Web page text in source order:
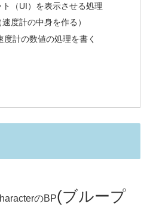
（UI）を表示させる処理
度計の中身を作る）
計の数値の処理を書く
のBP(ブループ